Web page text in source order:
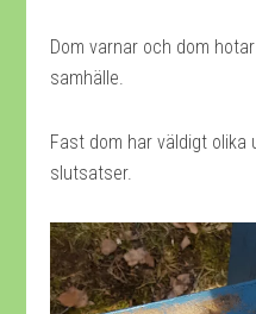
Dom varnar och dom
samhälle.
Fast dom har väldigt olika
slutsatser.